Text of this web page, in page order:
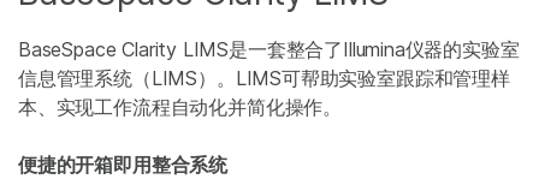
BaseSpace Clarity LIMS是一套整合了Illumina仪器的实验室
信息管理系统（LIMS）。LIMS可帮助实验室跟踪和管理样
本、实现工作流程自动化并简化操作。
便捷的开箱即用整合系统